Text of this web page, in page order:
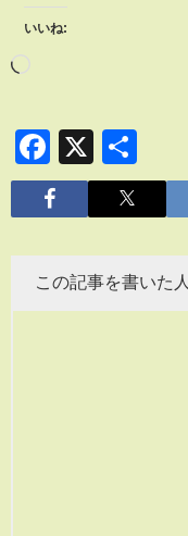
いいね:
Facebook
X
有
この記事を書いた人